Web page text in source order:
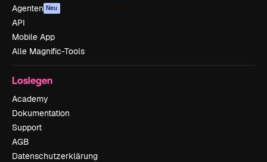
Agenten Neu
API
Mobile App
Alle Magnific-Tools
Loslegen
Academy
Dokumentation
Support
AGB
Datenschutzerklärung